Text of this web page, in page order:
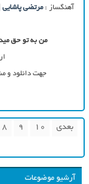
آهنگساز :مرتضی پاشایی
من به تو حق
جهت دانلود و
8 9 10 بعدی
آرشیو موضوعات